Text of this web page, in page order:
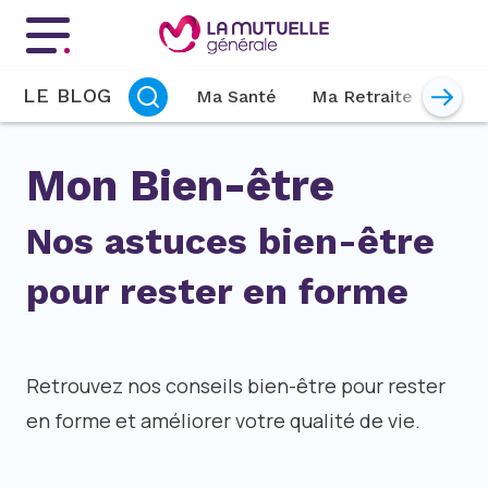
Menu principal
LE BLOG Ma Santé Ma Retraite
Mon Bien-être
Nos astuces bien-être
pour rester en forme
Retrouvez nos conseils bien-être pour rester
en forme et améliorer votre qualité de vie.